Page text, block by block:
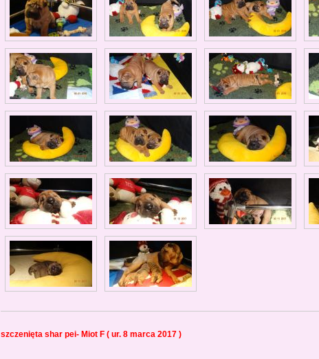
szczenięta shar pei- Miot F ( ur. 8 marca 2017 )